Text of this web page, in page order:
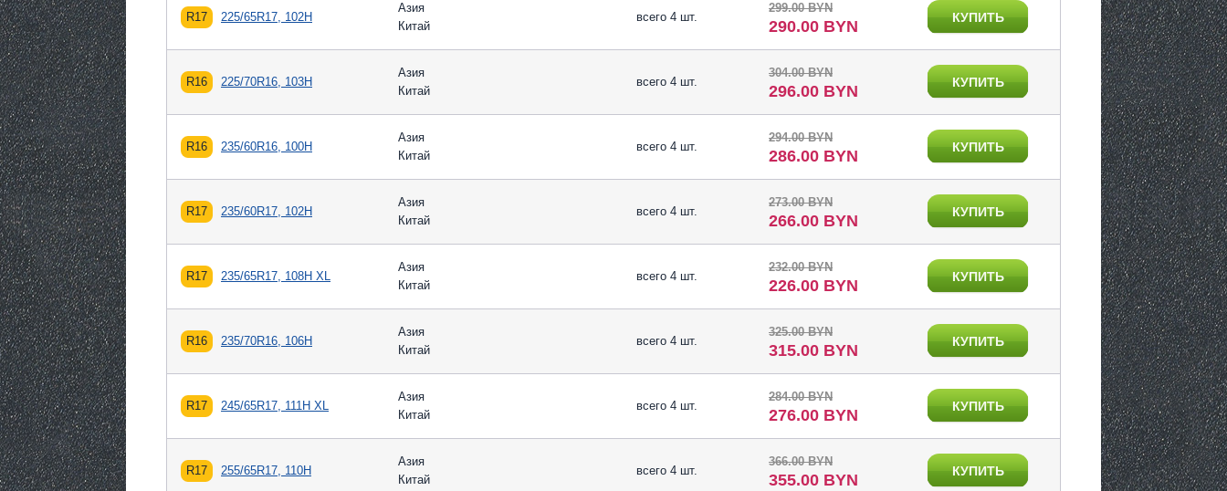
R17 225/65R17, 102H
Азия
Китай
всего 4 шт.
299.00 BYN
290.00 BYN КУПИТЬ
R16 225/70R16, 103H
Азия
Китай
всего 4 шт.
304.00 BYN
296.00 BYN КУПИТЬ
R16 235/60R16, 100H
Азия
Китай
всего 4 шт.
294.00 BYN
286.00 BYN КУПИТЬ
R17 235/60R17, 102H
Азия
Китай
всего 4 шт.
273.00 BYN
266.00 BYN КУПИТЬ
R17 235/65R17, 108H XL
Азия
Китай
всего 4 шт.
232.00 BYN
226.00 BYN КУПИТЬ
R16 235/70R16, 106H
Азия
Китай
всего 4 шт.
325.00 BYN
315.00 BYN КУПИТЬ
R17 245/65R17, 111H XL
Азия
Китай
всего 4 шт.
284.00 BYN
276.00 BYN КУПИТЬ
R17 255/65R17, 110H
Азия
Китай
всего 4 шт.
366.00 BYN
355.00 BYN КУПИТЬ